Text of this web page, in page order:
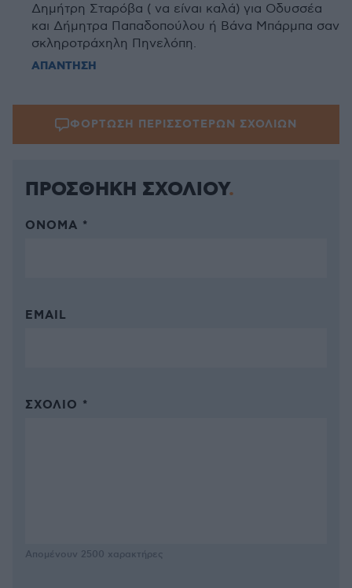
Δημήτρη Σταρόβα ( να είναι καλά) για Οδυσσέα
και Δήμητρα Παπαδοπούλου ή Βάνα Μπάρμπα σαν
σκληροτράχηλη Πηνελόπη.
ΑΠΑΝΤΗΣΗ
ΦΟΡΤΩΣΗ ΠΕΡΙΣΣΟΤΕΡΩΝ ΣΧΟΛΙΩΝ
ΠΡΟΣΘΗΚΗ ΣΧΟΛΙΟΥ
ΌΝΟΜΑ *
EMAIL
ΣΧΌΛΙΟ *
Απομένουν 2500 χαρακτήρες